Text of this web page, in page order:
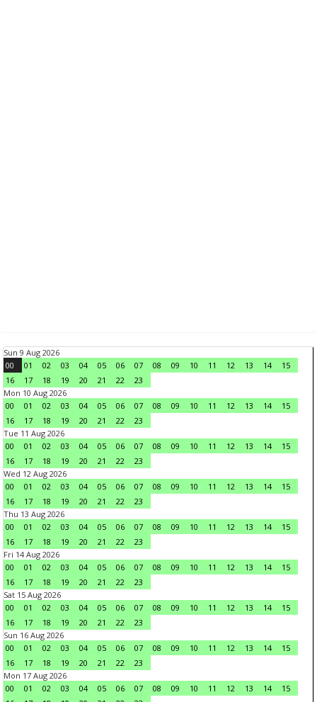
Sun 9 Aug 2026
00
01 02 03 04 05 06 07 08 09 10 11 12 13 14
15
16
17 18 19 20 21 22
23
Mon 10 Aug 2026
00
01 02 03 04 05 06 07 08 09 10 11 12 13 14
15
16
17 18 19 20 21 22
23
Tue 11 Aug 2026
00
01 02 03 04 05 06 07 08 09 10 11 12 13 14
15
16
17 18 19 20 21 22
23
Wed 12 Aug 2026
00
01 02 03 04 05 06 07 08 09 10 11 12 13 14
15
16
17 18 19 20 21 22
23
Thu 13 Aug 2026
00
01 02 03 04 05 06 07 08 09 10 11 12 13 14
15
16
17 18 19 20 21 22
23
Fri 14 Aug 2026
00
01 02 03 04 05 06 07 08 09 10 11 12 13 14
15
16
17 18 19 20 21 22
23
Sat 15 Aug 2026
00
01 02 03 04 05 06 07 08 09 10 11 12 13 14
15
16
17 18 19 20 21 22
23
Sun 16 Aug 2026
00
01 02 03 04 05 06 07 08 09 10 11 12 13 14
15
16
17 18 19 20 21 22
23
Mon 17 Aug 2026
00
01 02 03 04 05 06 07 08 09 10 11 12 13 14
15